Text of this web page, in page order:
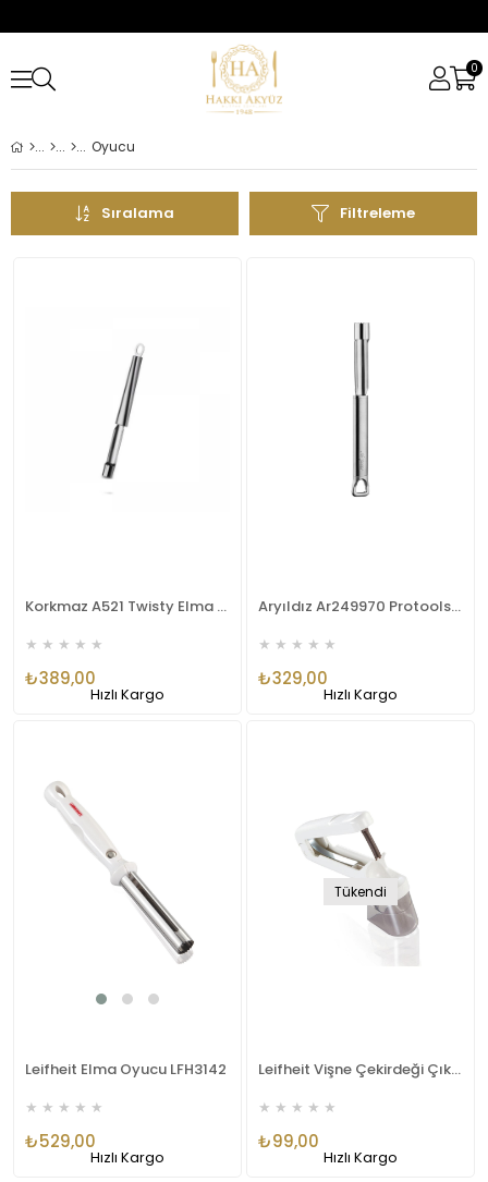
0
Oyucu
Filtreleme
Sıralama
Korkmaz A521 Twisty Elma Oyucu
★ ★ ★ ★ ★
₺389,00
Hızlı Kargo
Aryıldız Ar249970 Protools Elma Oyacağı
★ ★ ★ ★ ★
₺329,00
Hızlı Kargo
Leifheit Elma Oyucu LFH3142
★ ★ ★ ★ ★
₺529,00
Hızlı Kargo
Tükendi
Leifheit Vişne Çekirdeği Çıkarıcı LFH3155
★ ★ ★ ★ ★
₺99,00
Hızlı Kargo